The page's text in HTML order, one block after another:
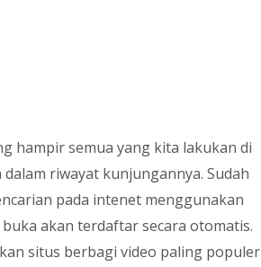
hampir semua yang kita lakukan di
riwayat kunjungannya. Sudah
pada intenet menggunakan
akan terdaftar secara otomatis.
situs berbagi video paling populer